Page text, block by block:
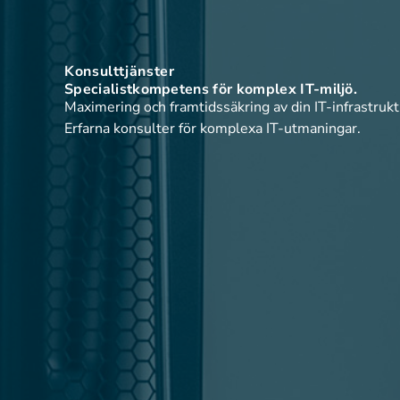
Konsulttjänster
Specialistkompetens för komplex IT-miljö.
Maximering och framtidssäkring av din IT-
Erfarna konsulter för komplexa IT-utmaningar.